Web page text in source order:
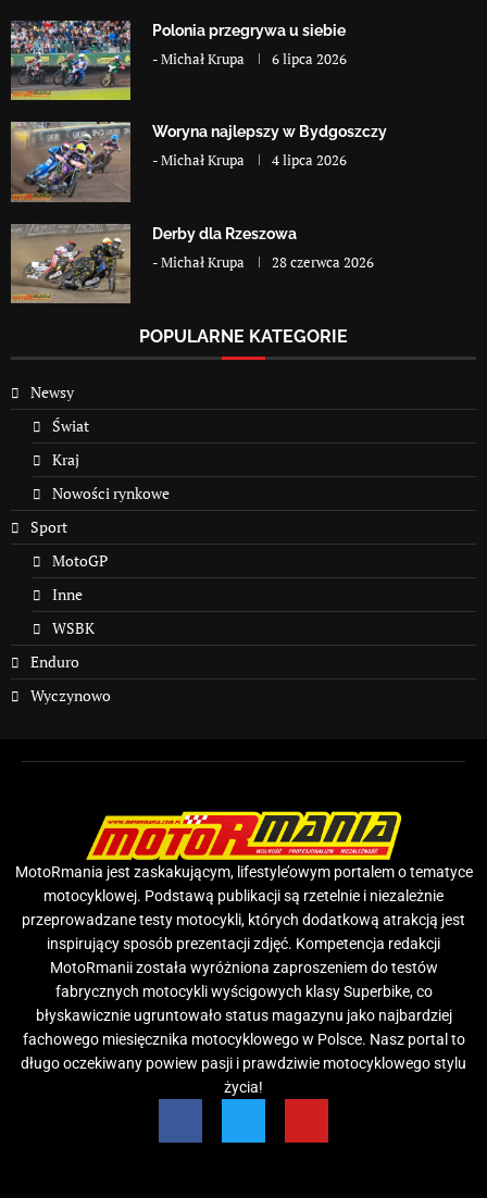
Polonia przegrywa u siebie
-Michał Krupa 6 lipca 2026
Woryna najlepszy w Bydgoszczy
-Michał Krupa 4 lipca 2026
Derby dla Rzeszowa
-Michał Krupa 28 czerwca 2026
POPULARNE KATEGORIE
Newsy
Świat
Kraj
Nowości rynkowe
Sport
MotoGP
Inne
WSBK
Enduro
Wyczynowo
MotoRmania jest zaskakującym, lifestyle’owym portalem o tematyce
motocyklowej. Podstawą publikacji są rzetelnie i niezależnie
przeprowadzane testy motocykli, których dodatkową atrakcją jest
inspirujący sposób prezentacji zdjęć. Kompetencja redakcji
MotoRmanii została wyróżniona zaproszeniem do testów
fabrycznych motocykli wyścigowych klasy Superbike, co
błyskawicznie ugruntowało status magazynu jako najbardziej
fachowego miesięcznika motocyklowego w Polsce. Nasz portal to
długo oczekiwany powiew pasji i prawdziwie motocyklowego stylu
życia!